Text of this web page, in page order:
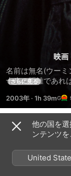
映画
名前は無名(ウー
十歩の距離であれ
きる剣術。中国
始皇帝に謁見を許
像をも超えた物語
さらに見る
2003年 · 1h 39m
予告編
他の国を
ンテンツ
United